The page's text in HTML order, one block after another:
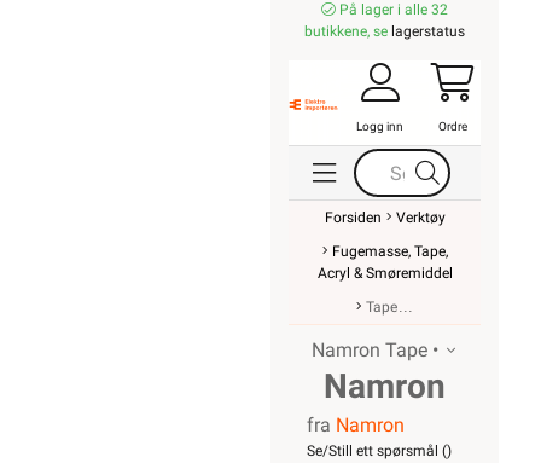
På lager i alle 32
butikkene, se lagerstatus
Logg inn Ordre
Forsiden
Verktøy
Fugemasse, Tape,
Acryl & Smøremiddel
Tape
Namron Tape •
Namron
gaffatape
fra Namron
Se/Still ett spørsmål ()